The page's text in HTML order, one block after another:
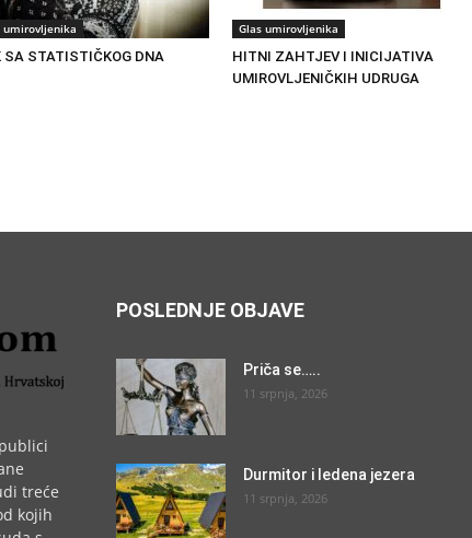
umirovljenika
SA STATISTIČKOG DNA
Glas umirovljenika
HITNI ZAHTJEV I INICIJATIVA
UMIROVLJENIČKIH UDRUGA
treće
kojih
POSLEDNJE OBJAVE
Priča se…..
11 srpnja, 2026
Durmitor i ledena jezera
11 srpnja, 2026